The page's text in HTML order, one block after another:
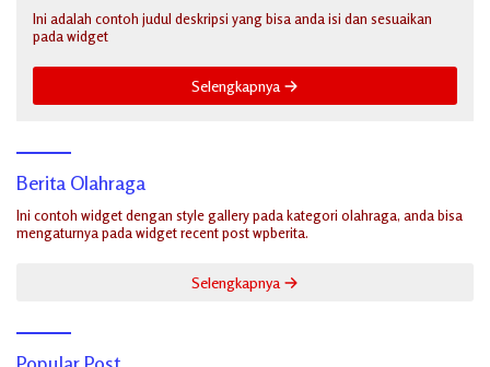
Ini adalah contoh judul deskripsi yang bisa anda isi dan sesuaikan
pada widget
Selengkapnya
Berita Olahraga
Ini contoh widget dengan style gallery pada kategori olahraga, anda bisa
mengaturnya pada widget recent post wpberita.
Selengkapnya